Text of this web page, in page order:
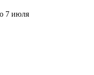
7 июля